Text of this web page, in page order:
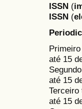
ISSN (
ISSN (
até 15
até 15
até 15